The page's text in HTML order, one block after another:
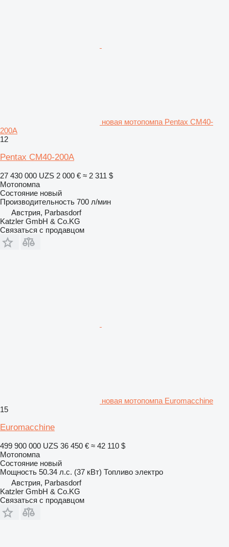
новая мотопомпа Pentax CM40-
200A
12
Pentax CM40-200A
27 430 000 UZS 2 000 € ≈ 2 311 $
Мотопомпа
Состояние новый
Производительность 700 л/мин
Австрия, Parbasdorf
Katzler GmbH & Co.KG
Связаться с продавцом
новая мотопомпа Euromacchine
15
Euromacchine
499 900 000 UZS 36 450 € ≈ 42 110 $
Мотопомпа
Состояние новый
Мощность 50.34 л.с. (37 кВт) Топливо электро
Австрия, Parbasdorf
Katzler GmbH & Co.KG
Связаться с продавцом